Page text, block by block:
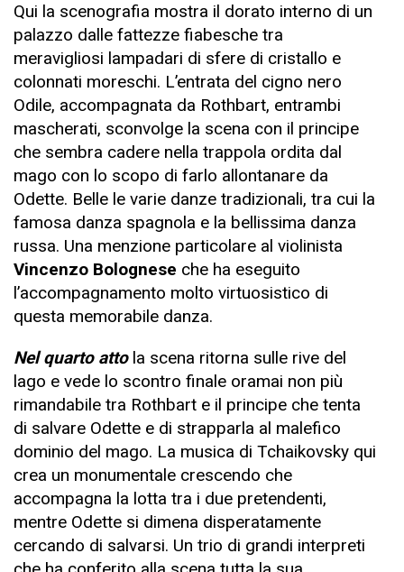
Qui la scenografia mostra il dorato interno di un
palazzo dalle fattezze fiabesche tra
meravigliosi lampadari di sfere di cristallo e
colonnati moreschi. L’entrata del cigno nero
Odile, accompagnata da Rothbart, entrambi
mascherati, sconvolge la scena con il principe
che sembra cadere nella trappola ordita dal
mago con lo scopo di farlo allontanare da
Odette. Belle le varie danze tradizionali, tra cui la
famosa danza spagnola e la bellissima danza
russa. Una menzione particolare al violinista
Vincenzo Bolognese che ha eseguito
l’accompagnamento molto virtuosistico di
questa memorabile danza.
Nel quarto attola scena ritorna sulle rive del
lago e vede lo scontro finale oramai non più
rimandabile tra Rothbart e il principe che tenta
di salvare Odette e di strapparla al malefico
dominio del mago. La musica di Tchaikovsky qui
crea un monumentale crescendo che
accompagna la lotta tra i due pretendenti,
mentre Odette si dimena disperatamente
cercando di salvarsi. Un trio di grandi interpreti